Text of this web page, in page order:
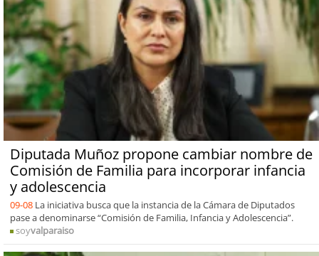
Diputada Muñoz propone cambiar nombre de
Comisión de Familia para incorporar infancia
y adolescencia
09-08 La iniciativa busca que la instancia de la Cámara de Diputados
pase a denominarse “Comisión de Familia, Infancia y Adolescencia”.
soyvalparaiso